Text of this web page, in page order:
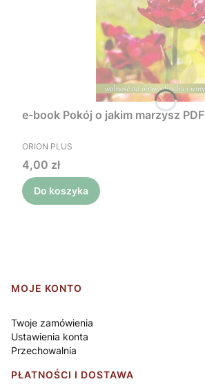
e-book Pokój o jakim marzysz PDF
PRODUCENT
ORION PLUS
Cena
4,00 zł
Do koszyka
Linki w stopce
MOJE KONTO
Twoje zamówienia
Ustawienia konta
Przechowalnia
PŁATNOŚCI I DOSTAWA